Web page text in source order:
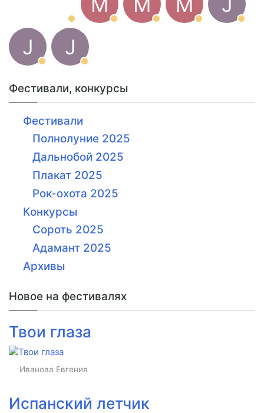
J
J
Фестивали, конкурсы
Фестивали
Полнолуние 2025
Дальнобой 2025
Плакат 2025
Рок-охота 2025
Конкурсы
Сороть 2025
Адамант 2025
Архивы
Новое на фестивалях
Твои глаза
Иванова Евгения
Испанский летчик